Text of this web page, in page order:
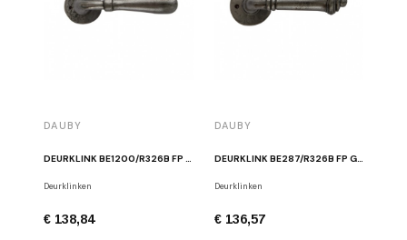
DAUBY
DEURKLINK BE1200/R326B FP GEPOLIJST IJZER
Deurklinken
€ 138,84
DAUBY
DEURKLINK BE287/R326B FP GEPOLIJST IJZER
Deurklinken
€ 136,57